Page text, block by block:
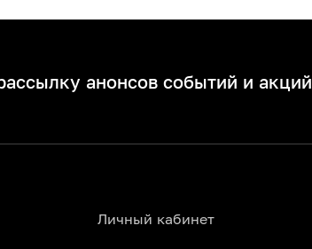
анонсов событий и акций
Личный кабинет